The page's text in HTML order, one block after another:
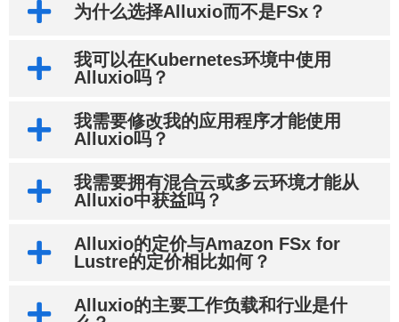
为什么选择Alluxio而不是FSx？
我可以在Kubernetes环境中使用
Alluxio吗？
我需要修改我的应用程序才能使用
Alluxio吗？
我需要拥有混合云或多云环境才能从
Alluxio中获益吗？
Alluxio的定价与Amazon FSx for
Lustre的定价相比如何？
Alluxio的主要工作负载和行业是什